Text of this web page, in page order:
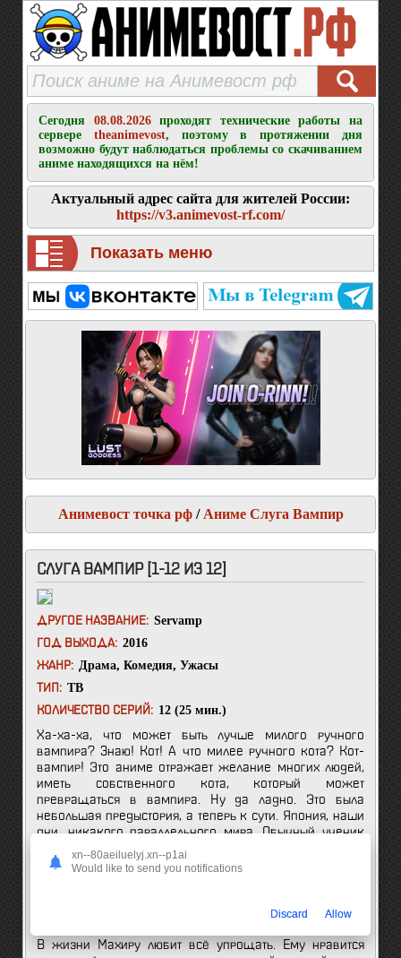
Сегодня 08.08.2026проходят технические работы на
сервере theanimevost, поэтому в протяжении дня
возможно будут наблюдаться проблемы со скачиванием
аниме находящихся на нём!
Актуальный адрес сайта для жителей России:
https://v3.animevost-rf.com/
Показать меню
Анимевост точка рф/ Аниме Слуга Вампир
СЛУГА ВАМПИР [1-12 ИЗ 12]
ДРУГОЕ НАЗВАНИЕ: Servamp
ГОД ВЫХОДА: 2016
ЖАНР: Драма, Комедия, Ужасы
ТИП: ТВ
КОЛИЧЕСТВО СЕРИЙ: 12 (25 мин.)
Ха-ха-ха, что может быть лучше милого ручного
вампира? Знаю! Кот! А что милее ручного кота? Кот-
вампир! Это аниме отражает желание многих людей,
иметь собственного кота, который может
превращаться в вампира. Ну да ладно. Это была
небольшая предыстория, а теперь к сути. Япония, наши
дни, никакого параллельного мира. Обычный ученик
средний школы Махиру отличается от своих
сверстников тем, что они с ранних лет сирота, а так же
променял семейную жизнь на путешествия.
В жизни Махиру любит всё упрощать. Ему нравится
xn--80aeiluelyj.xn--p1ai
Would like to send you notifications
Discard Allow